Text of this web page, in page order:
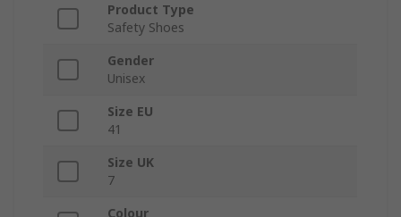
Product Type
Safety Shoes
Gender
Unisex
Size EU
41
Size UK
7
Colour